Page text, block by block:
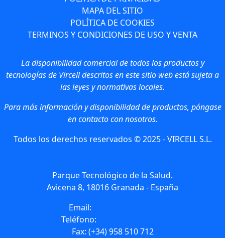
MAPA DEL SITIO
POLÍTICA DE COOKIES
TERMINOS Y CONDICIONES DE USO Y VENTA
La disponibilidad comercial de todos los productos y
tecnologías de Vircell descritos en este sitio web está sujeta a
las leyes y normativas locales.
Para más información y disponibilidad de productos, póngase
en contacto con nosotros.
Todos los derechos reservados © 2025 - VIRCELL S.L.
Parque Tecnológico de la Salud.
Avicena 8, 18016 Granada - España
Email:
Teléfono:
Fax: (+34) 958 510 712